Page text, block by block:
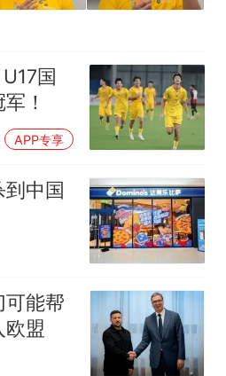
国
！
APP专享
中国
可能帮
欧盟